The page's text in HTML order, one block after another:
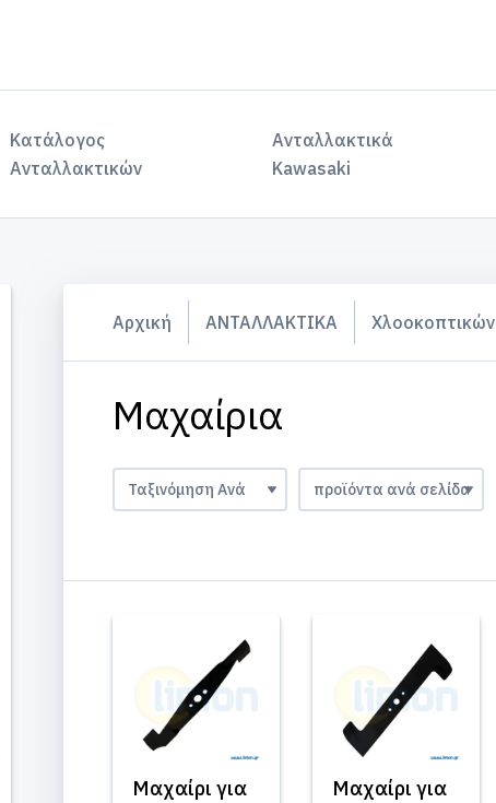
Κατάλογος
Ανταλλακτικών
Ανταλλακτικά
Kawasaki
Αρχική ΑΝΤΑΛΛΑΚΤΙΚΑ Χλοοκοπτικών
Μαχαίρια
Μαχαίρι για
Μαχαίρι για